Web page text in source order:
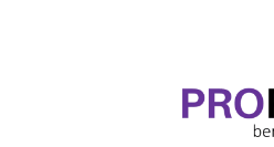
Berita